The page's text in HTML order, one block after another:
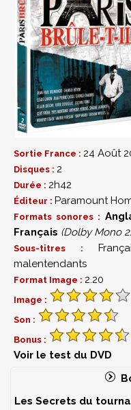
Sortie France : 24 Août
Disques : 2
Durée : 2h42
Éditeur : Paramount
Formats sonores :
Français (Dolby Mono
Sous-titres :
malentendants
Format Image : 2.20
Image :
Son :
Bonus :
Voir le test du DVD
Les Secrets du